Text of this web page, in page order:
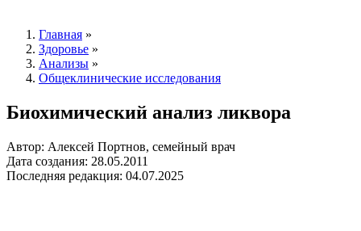
Главная »
Здоровье »
Анализы »
Общеклинические исследования
Биохимический анализ ликвора
Автор: Алексей Портнов, семейный врач
Дата создания: 28.05.2011
Последняя редакция: 04.07.2025